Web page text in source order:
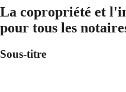
La copropriété et
pour tous les
Sous-titre